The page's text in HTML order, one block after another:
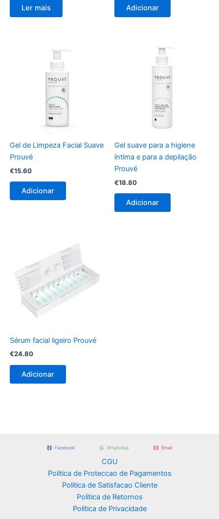
Ler mais Adicionar
Gel de Limpeza Facial Suave
Prouvé
€15.60
Adicionar
Gel suave para a higiene
íntima e para a depilação
Prouvé
€18.80
Adicionar
Sérum facial ligeiro Prouvé
€24.80
Adicionar
Facebook WhatsApp Email
CGU
Politica de Proteccao de Pagamentos
Politica de Satisfacao Cliente
Politica de Retornos
Politica de Privacidade